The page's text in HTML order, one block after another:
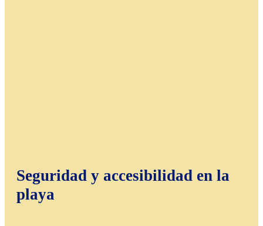
Seguridad y accesibilidad en la
playa